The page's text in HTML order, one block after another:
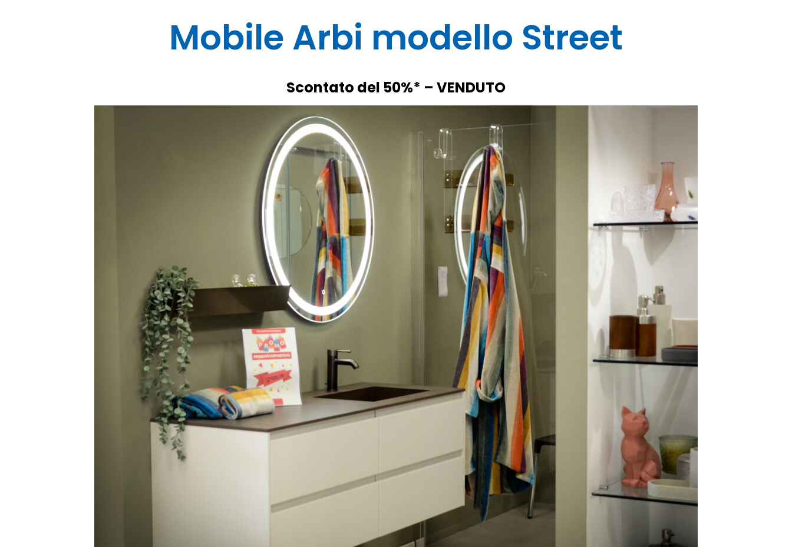
Mobile Arbi modello Street
Scontato del 50%* – VENDUTO